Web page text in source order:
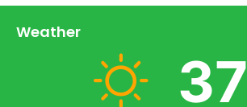
Weather
37